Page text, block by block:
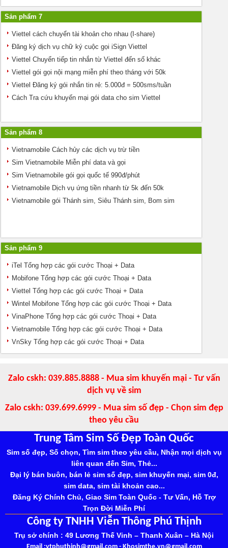
Sản phẩm 7
Viettel cách chuyển tài khoản cho nhau (I-share)
Đăng ký dịch vụ chữ ký cuộc gọi iSign Viettel
Viettel Chuyển tiếp tin nhắn từ Viettel đến số khác
Viettel gói gọi nội mạng miễn phí theo tháng với 50k
Viettel Đăng ký gói nhắn tin rẻ: 5.000đ = 500sms/tuần
Cách Tra cứu khuyến mại gói data cho sim Viettel
Sản phẩm 8
Vietnamobile Cách hủy các dịch vụ trừ tiền
Sim Vietnamobile Miễn phí data và gọi
Sim Vietnamobile gói gọi quốc tế 990đ/phút
Vietnamobile Dịch vụ ứng tiền nhanh từ 5k đến 50k
Vietnamobile gói Thánh sim, Siêu Thánh sim, Bom sim
Sản phẩm 9
iTel Tổng hợp các gói cước Thoại + Data
Mobifone Tổng hợp các gói cước Thoại + Data
Viettel Tổng hợp các gói cước Thoại + Data
Wintel Mobifone Tổng hợp các gói cước Thoại + Data
VinaPhone Tổng hợp các gói cước Thoại + Data
Vietnamobile Tổng hợp các gói cước Thoại + Data
VnSky Tổng hợp các gói cước Thoại + Data
Zalo cskh: 039.885.8888 - Mua sim khuyến mại - Tư vấn
dịch vụ về sim
Zalo cskh: 039.699.6999 - Mua sim số đẹp - Chọn sim đẹp
theo yêu cầu
Trung Tâm Sim Số Đẹp Toàn Quốc
Sim số đẹp, Số chọn, Tìm sim theo yêu cầu, Nhận mọi dịch vụ
liên quan đến Sim, Thẻ...
Đại lý bán buôn, bán lẻ sim số đẹp, sim khuyến mại, sim 0đ,
sim data, sim tài khoản cao...
Đăng Ký Chính Chủ, Giao Sim Toàn Quốc - Tư Vấn, Hỗ Trợ
Trọn Đời Miễn Phí
Công ty TNHH Viễn Thông Phú Thịnh
Trụ sở chính : 49 Lương Thế Vinh – Thanh Xuân – Hà Nội